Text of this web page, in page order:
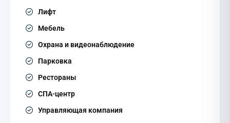
Лифт
Мебель
Охрана и видеонаблюдение
Парковка
Рестораны
СПА-центр
Управляющая компания